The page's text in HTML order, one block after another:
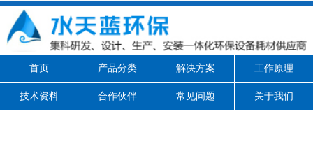
首页 产品分类 解决方案 工作原理
技术资料 合作伙伴 常见问题 关于我们